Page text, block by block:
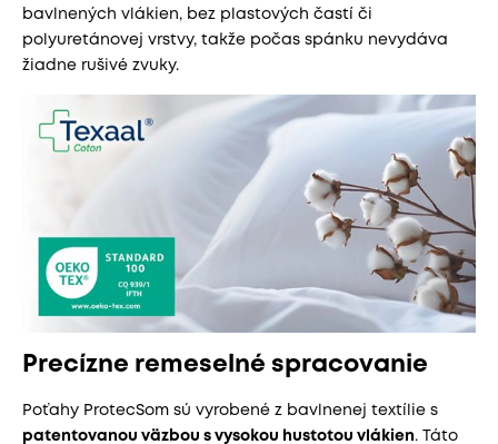
bavlnených vlákien, bez plastových častí či
polyuretánovej vrstvy, takže počas spánku nevydáva
žiadne rušivé zvuky.
Precízne remeselné spracovanie
Poťahy ProtecSom sú vyrobené z bavlnenej textílie s
patentovanou väzbou s vysokou hustotou vlákien. Táto